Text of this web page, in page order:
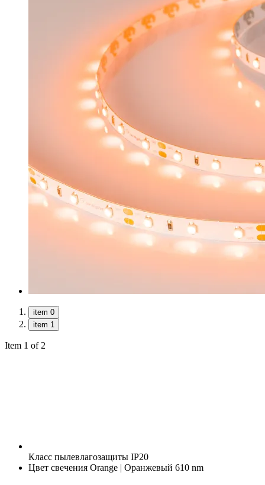
item 0
item 1
Item 1 of 2
Класс пылевлагозащиты IP20
Цвет свечения Orange | Оранжевый 610 nm